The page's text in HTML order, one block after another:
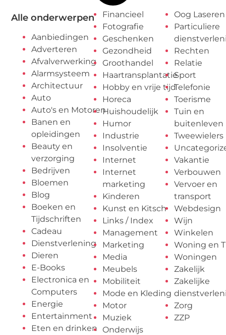
Alle onderwerpen
Aanbiedingen
Adverteren
Afvalverwerking
Alarmsysteem
Architectuur
Auto
Auto's en Motoren
Banen en
opleidingen
Beauty en
verzorging
Bedrijven
Bloemen
Blog
Boeken en
Tijdschriften
Cadeau
Dienstverlening
Dieren
E-Books
Electronica en
Computers
Energie
Entertainment
Eten en drinken
Financieel
Fotografie
Geschenken
Gezondheid
Groothandel
Haartransplantatie
Hobby en vrije tijd
Horeca
Huishoudelijk
Humor
Industrie
Insolventie
Internet
Internet
marketing
Kinderen
Kunst en Kitsch
Links / Index
Management
Marketing
Media
Meubels
Mobiliteit
Mode en Kleding
Motor
Muziek
Onderwijs
Oog Laseren
Particuliere
Rechten
Relatie
Sport
Telefonie
Toerisme
Tuin en
buitenleven
Tweewielers
Vakantie
Verbouwen
Vervoer en
transport
Webdesign
Wijn
Winkelen
Woning en
Woningen
Zakelijk
Zakelijke
Zorg
ZZP